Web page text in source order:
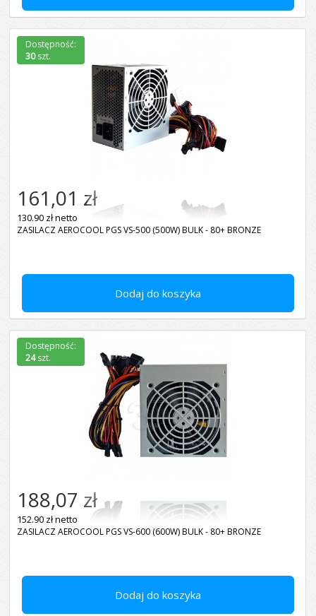
Dodaj do koszyka
161,01 zł
130.90 zł netto
ZASILACZ AEROCOOL PGS VS-500 (500W) BULK - 80+ BRONZE
Dostępność:
30szt.
Dodaj do koszyka
188,07 zł
152.90 zł netto
ZASILACZ AEROCOOL PGS VS-600 (600W) BULK - 80+ BRONZE
Dostępność:
24szt.